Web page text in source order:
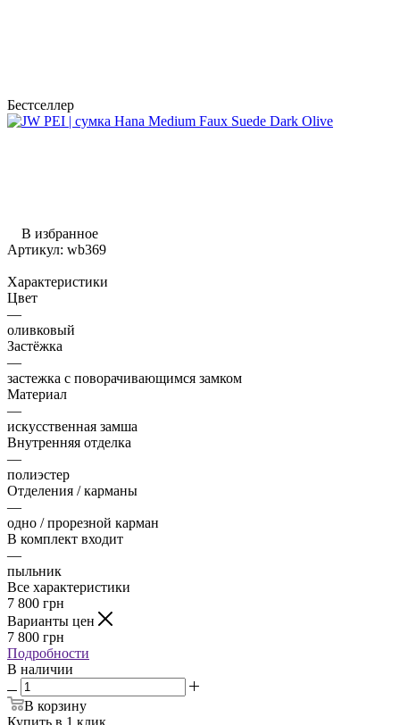
Бестселлер
В избранное
Артикул: wb369
Характеристики
Цвет
—
оливковый
Застёжка
—
застежка с поворачивающимся замком
Материал
—
искусственная замша
Внутренняя отделка
—
полиэстер
Отделения / карманы
—
одно / прорезной карман
В комплект входит
—
пыльник
Все характеристики
7 800 грн
Варианты цен
7 800 грн
Подробности
В наличии
В корзину